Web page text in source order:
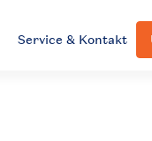
Service & Kontakt